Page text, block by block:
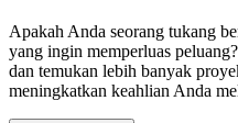
Apakah Anda seorang tukang
yang ingin memperluas
dan temukan lebih banyak
meningkatkan keahlian Anda